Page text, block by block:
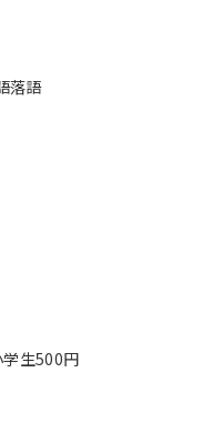
落語
生500円